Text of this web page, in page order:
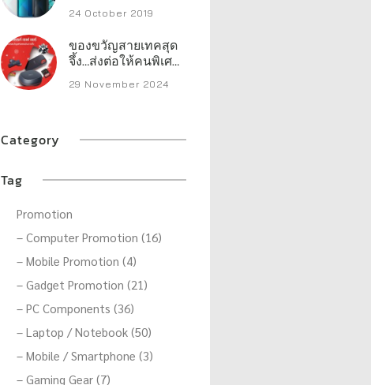
24 October 2019
ของขวัญสายเทคสุด
จึ้ง…ส่งต่อให้คนพิเศษ
ในลิสต์คุณ เวสเทิร์น
ดิจิตอล เปิดลิสต์
ความต้องการของครี
29 November 2024
Category
Tag
Promotion
– Computer Promotion (16)
– Mobile Promotion (4)
– Gadget Promotion (21)
– PC Components (36)
– Laptop / Notebook (50)
– Mobile / Smartphone (3)
– Gaming Gear (7)